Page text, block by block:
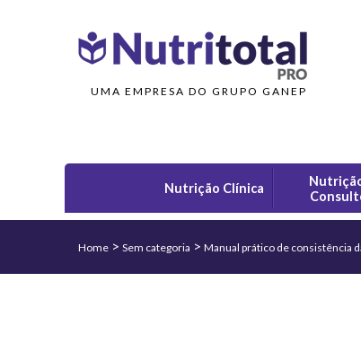
UMA EMPRESA DO GRUPO GANEP
Nutrição Clínica
Home > Sem categoria > Manual prático de consistência